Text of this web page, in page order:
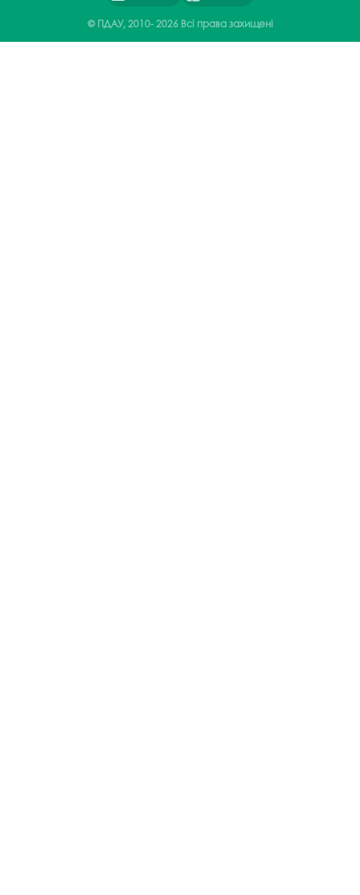
© ПДАУ, 2010-2026 Всі права захищені